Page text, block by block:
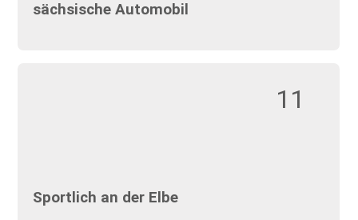
sächsische Automobil
11
Sportlich an der Elbe